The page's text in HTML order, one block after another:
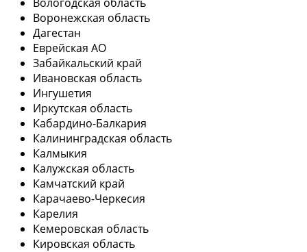
Воронежская область
Дагестан
Еврейская АО
Забайкальский край
Ивановская область
Ингушетия
Иркутская область
Кабардино-Балкария
Калининградская область
Калмыкия
Калужская область
Камчатский край
Карачаево-Черкесия
Карелия
Кемеровская область
Кировская область